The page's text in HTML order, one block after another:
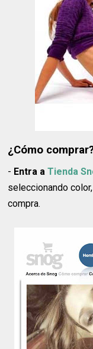
¿Cómo
- Entra aTienda
seleccionando
compra.